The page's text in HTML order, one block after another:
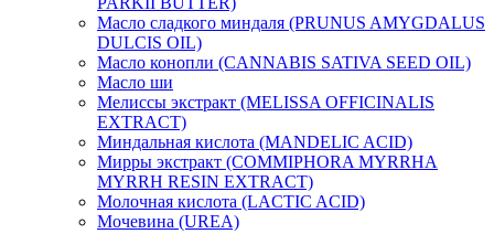
Масло сладкого миндаля (PRUNUS AMYGDALUS
DULCIS OIL)
Масло конопли (CANNABIS SATIVA SEED OIL)
Масло ши
Мелиссы экстракт (MELISSA OFFICINALIS
EXTRACT)
Миндальная кислота (MANDELIC ACID)
Мирры экстракт (COMMIPHORA MYRRHA
MYRRH RESIN EXTRACT)
Молочная кислота (LACTIC ACID)
Мочевина (UREA)